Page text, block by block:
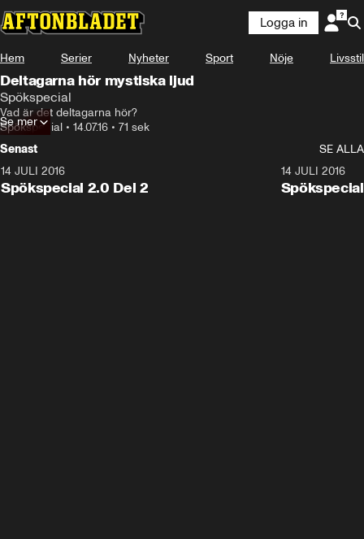
Logga in
Hem Serier Nyheter Sport Nöje Livsstil
Deltagarna hör mystiska ljud
Spökspecial
Vad är det deltagarna hör?
Spökspecial • 14.07.16 • 71 sek
Se mer
Senast
SE ALLA
14 JULI 2016
Spökspecial 2.0 Del 2
14 JULI 2016